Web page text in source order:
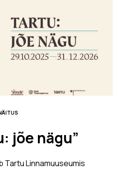
jõe nägu”
Linnamuuseumis